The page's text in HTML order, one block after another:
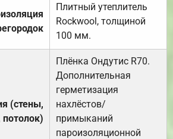
Плитный утеплитель
Rockwool, толщиной
100 мм.
(стены,
потолок)
Плёнка Ондутис R70.
Дополнительная
герметизация
нахлёстов/
примыканий
пароизоляционной